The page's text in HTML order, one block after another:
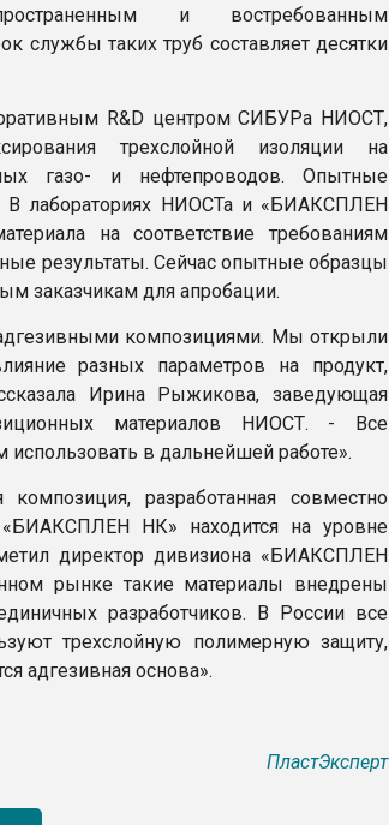
и востребованным
службы таких труб составляет десятки
R&D центром СИБУРа НИОСТ,
трехслойной изоляции на
газо- и нефтепроводов. Опытные
лабораториях НИОСТа и «БИАКСПЛЕН
на соответствие требованиям
результаты. Сейчас опытные образцы
заказчикам для апробации.
композициями. Мы открыли
разных параметров на продукт,
Ирина Рыжикова, заведующая
материалов НИОСТ. - Все
в дальнейшей работе».
разработанная совместно
НК» находится на уровне
директор дивизиона «БИАКСПЛЕН
рынке такие материалы внедрены
разработчиков. В России все
трехслойную полимерную защиту,
адгезивная основа».
ПластЭксперт